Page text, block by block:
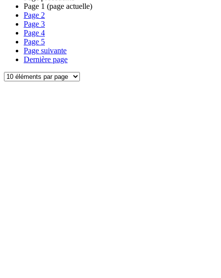
Page 1 (page actuelle)
Page 2
Page 3
Page 4
Page 5
Page suivante
Dernière page